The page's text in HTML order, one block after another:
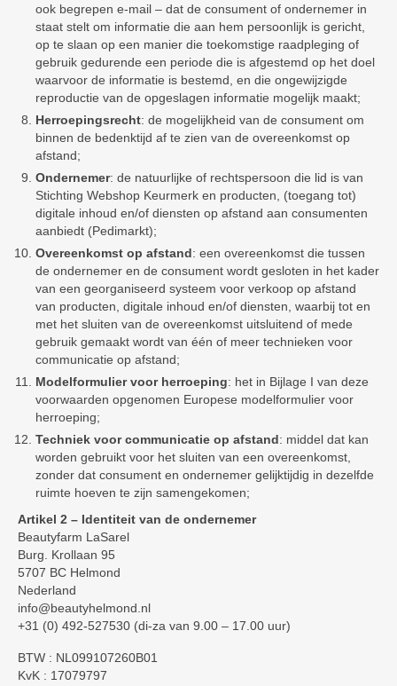
ook begrepen e-mail – dat de consument of ondernemer in
staat stelt om informatie die aan hem persoonlijk is gericht,
op te slaan op een manier die toekomstige raadpleging of
gebruik gedurende een periode die is afgestemd op het doel
waarvoor de informatie is bestemd, en die ongewijzigde
reproductie van de opgeslagen informatie mogelijk maakt;
Herroepingsrecht: de mogelijkheid van de consument om
binnen de bedenktijd af te zien van de overeenkomst op
afstand;
Ondernemer: de natuurlijke of rechtspersoon die lid is van
Stichting Webshop Keurmerk en producten, (toegang tot)
digitale inhoud en/of diensten op afstand aan consumenten
aanbiedt (Pedimarkt);
Overeenkomst op afstand: een overeenkomst die tussen
de ondernemer en de consument wordt gesloten in het kader
van een georganiseerd systeem voor verkoop op afstand
van producten, digitale inhoud en/of diensten, waarbij tot en
met het sluiten van de overeenkomst uitsluitend of mede
gebruik gemaakt wordt van één of meer technieken voor
communicatie op afstand;
Modelformulier voor herroeping: het in Bijlage I van deze
voorwaarden opgenomen Europese modelformulier voor
herroeping;
Techniek voor communicatie op afstand: middel dat kan
worden gebruikt voor het sluiten van een overeenkomst,
zonder dat consument en ondernemer gelijktijdig in dezelfde
ruimte hoeven te zijn samengekomen;
Artikel 2 – Identiteit van de ondernemer
Beautyfarm LaSarel
Burg. Krollaan 95
5707 BC Helmond
Nederland
info@beautyhelmond.nl
+31 (0) 492-527530 (di-za van 9.00 – 17.00 uur)
BTW : NL099107260B01
KvK : 17079797